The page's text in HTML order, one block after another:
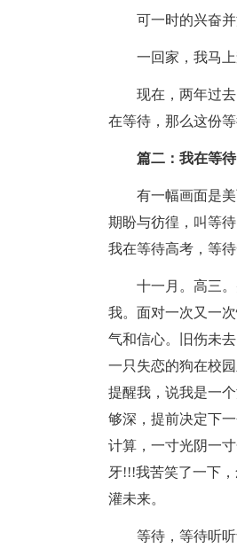
可一时的兴奋
一回家，我马
现在，两年过
在等待，那么这份
篇二：我在等待
有一幅画面是
期盼与彷徨，叫等
我在等待高考，等
十一月。高三
我。面对一次又一
气和信心。旧伤未
一只失恋的狗在校
提醒我，说我是一
够深，提前决定下
计算，一寸光阴一
牙!!!我苦笑了一下
灌未来。
等待，等待听